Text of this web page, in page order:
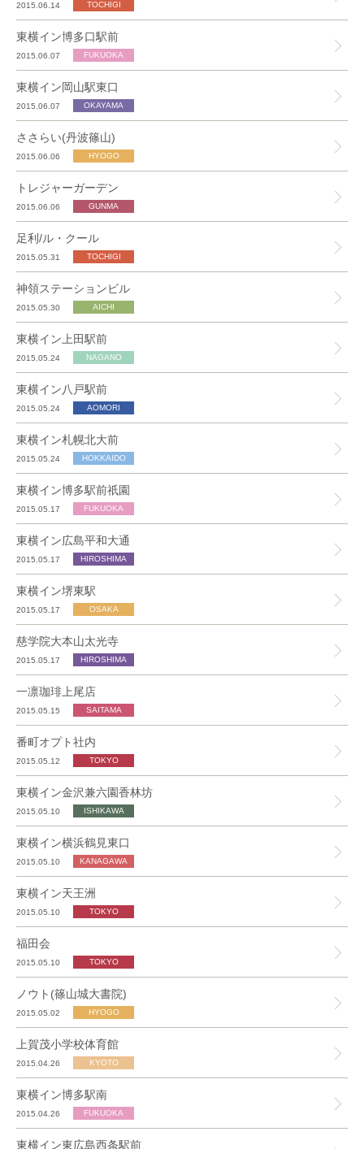
2015.06.14
東横イン博多口駅前
2015.06.07
東横イン岡山駅東口
2015.06.07
ささらい(丹波篠山)
2015.06.06
トレジャーガーデン
2015.06.06
足利/ル・クール
2015.05.31
神領ステーションビル
2015.05.30
東横イン上田駅前
2015.05.24
東横イン八戸駅前
2015.05.24
東横イン札幌北大前
2015.05.24
東横イン博多駅前祇園
2015.05.17
東横イン広島平和大通
2015.05.17
東横イン堺東駅
2015.05.17
慈学院大本山太光寺
2015.05.17
一凛珈琲上尾店
2015.05.15
番町オプト社内
2015.05.12
東横イン金沢兼六園香林坊
2015.05.10
東横イン横浜鶴見東口
2015.05.10
東横イン天王洲
2015.05.10
福田会
2015.05.10
ノウト(篠山城大書院)
2015.05.02
上賀茂小学校体育館
2015.04.26
東横イン博多駅南
2015.04.26
東横イン東広島西条駅前